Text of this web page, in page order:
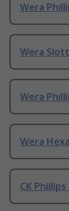
Wera
Wera
Wera
Wera
CK